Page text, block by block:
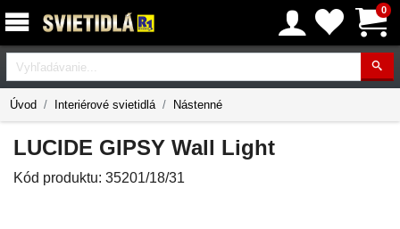
0
Vyhľadávanie
Úvod Interiérové svietidlá Nástenné
LUCIDE GIPSY Wall Light
Kód produktu: 35201/18/31